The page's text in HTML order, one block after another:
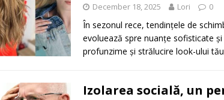
December 18, 2025 Lori 0
În sezonul rece, tendințele de
evoluează spre nuanțe sofisticate
profunzime și strălucire look-ului
Izolarea socială, un